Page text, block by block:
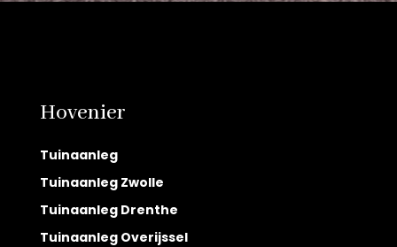
Hovenier
Tuinaanleg
Tuinaanleg Zwolle
Tuinaanleg Drenthe
Tuinaanleg Overijssel